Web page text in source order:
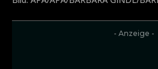
- Anzeige -